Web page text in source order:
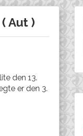
Aut )
den 13.
er den 3.